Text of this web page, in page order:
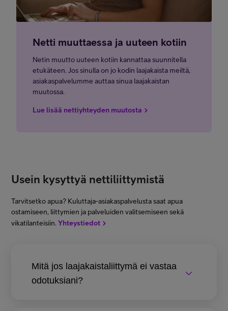
Netti muuttaessa ja uuteen kotiin
Netin muutto uuteen kotiin kannattaa suunnitella
etukäteen. Jos sinulla on jo kodin laajakaista meiltä,
asiakaspalvelumme auttaa sinua laajakaistan
muutossa.
Lue lisää nettiyhteyden muutosta
Usein kysyttyä nettiliittymistä
Tarvitsetko apua? Kuluttaja-asiakaspalvelusta saat apua
ostamiseen, liittymien ja palveluiden valitsemiseen sekä
vikatilanteisiin.Yhteystiedot
Mitä jos laajakaistaliittymä ei vastaa
odotuksiani?